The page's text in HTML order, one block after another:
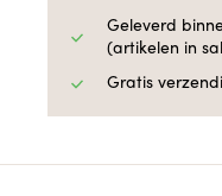
Geleverd
(artikelen in
Gratis